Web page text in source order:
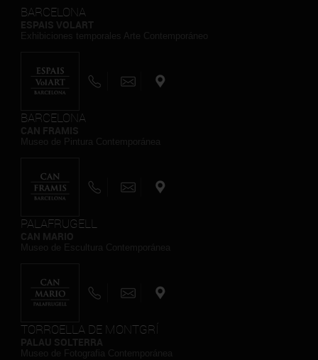
BARCELONA
BARCELONA
PALAFRUGELL
TORROELLA DE MONTGRÍ